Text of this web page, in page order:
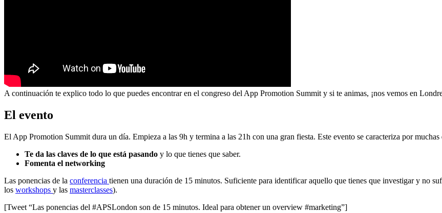
A continuación te explico todo lo que puedes encontrar en el congreso del App Promotion Summit y si te animas, ¡nos vemos en
El evento
El App Promotion Summit dura un día. Empieza a las 9h y termina a las 21h con una gran fiesta. Este evento se caracteriza por muchas
Te da las claves de lo que está pasando y lo que tienes que saber.
Fomenta el networking
Las ponencias de la conferencia tienen una duración de 15 minutos. Suficiente para identificar aquello que tienes que investigar y no
los workshops y las masterclasses).
[Tweet “Las ponencias del #APSLondon son de 15 minutos. Ideal para obtener un overview #marketing”]